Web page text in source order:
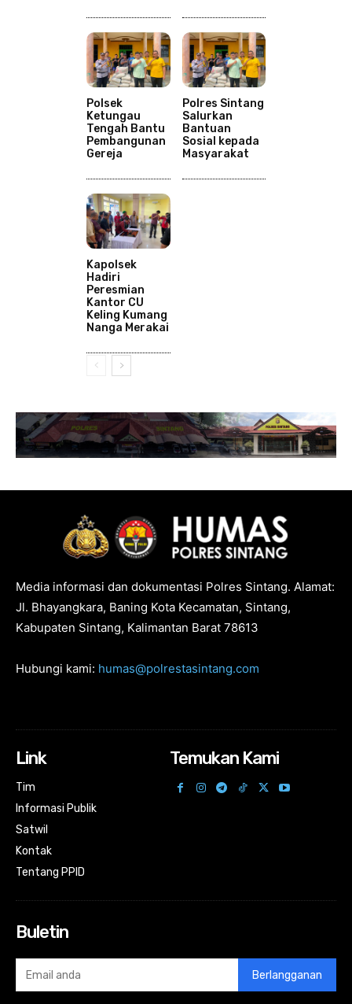
Polsek
Ketungau
Tengah Bantu
Pembangunan
Gereja
Polres Sintang
Salurkan
Bantuan
Sosial kepada
Masyarakat
Kapolsek
Hadiri
Peresmian
Kantor CU
Keling Kumang
Nanga Merakai
Media informasi dan dokumentasi Polres Sintang. Alamat:
Jl. Bhayangkara, Baning Kota Kecamatan, Sintang,
Kabupaten Sintang, Kalimantan Barat 78613
Hubungi kami: humas@polrestasintang.com
Link
Tim
Informasi Publik
Satwil
Kontak
Tentang PPID
Temukan Kami
Buletin
Berlangganan